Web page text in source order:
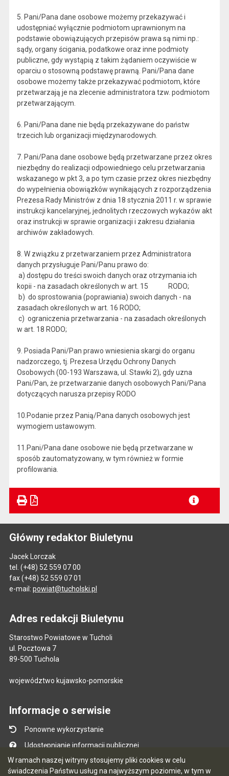
W ramach naszej witryny stosujemy pliki cookies w celu
świadczenia Państwu usług na najwyższym poziomie, w tym w
5. Pani/Pana dane osobowe możemy przekazywać i
udostępniać wyłącznie podmiotom uprawnionym na
podstawie obowiązujących przepisów prawa są nimi np.:
sądy, organy ścigania, podatkowe oraz inne podmioty
publiczne, gdy wystąpią z takim żądaniem oczywiście w
oparciu o stosowną podstawę prawną. Pani/Pana dane
osobowe możemy także przekazywać podmiotom, które
przetwarzają je na zlecenie administratora tzw. podmiotom
przetwarzającym.
6. Pani/Pana dane nie będą przekazywane do państw
trzecich lub organizacji międzynarodowych.
7. Pani/Pana dane osobowe będą przetwarzane przez okres
niezbędny do realizacji odpowiedniego celu przetwarzania
wskazanego w pkt 3, a po tym czasie przez okres niezbędny
do wypełnienia obowiązków wynikających z rozporządzenia
Prezesa Rady Ministrów z dnia 18 stycznia 2011 r. w sprawie
instrukcji kancelaryjnej, jednolitych rzeczowych wykazów akt
oraz instrukcji w sprawie organizacji i zakresu działania
archiwów zakładowych.
8. W związku z przetwarzaniem przez Administratora
danych przysługuje Pani/Panu prawo do:
a) dostępu do treści swoich danych oraz otrzymania ich
kopii - na zasadach określonych w art. 15 RODO;
b) do sprostowania (poprawiania) swoich danych - na
zasadach określonych w art. 16 RODO;
c) ograniczenia przetwarzania - na zasadach określonych
w art. 18 RODO;
9. Posiada Pani/Pan prawo wniesienia skargi do organu
nadzorczego, tj. Prezesa Urzędu Ochrony Danych
Osobowych (00-193 Warszawa, ul. Stawki 2), gdy uzna
Pani/Pan, że przetwarzanie danych osobowych Pani/Pana
dotyczących narusza przepisy RODO
10.Podanie przez Panią/Pana danych osobowych jest
wymogiem ustawowym.
11.Pani/Pana dane osobowe nie będą przetwarzane w
sposób zautomatyzowany, w tym również w formie
profilowania.
Główny redaktor Biuletynu
Jacek Lorczak
tel. (+48) 52 559 07 00
fax (+48) 52 559 07 01
e-mail: powiat@tucholski.pl
Adres redakcji Biuletynu
Starostwo Powiatowe w Tucholi
ul. Pocztowa 7
89-500 Tuchola
województwo kujawsko-pomorskie
Informacje o serwisie
Ponowne wykorzystanie
Udostępnianie informacji publicznej
Mapa serwisu